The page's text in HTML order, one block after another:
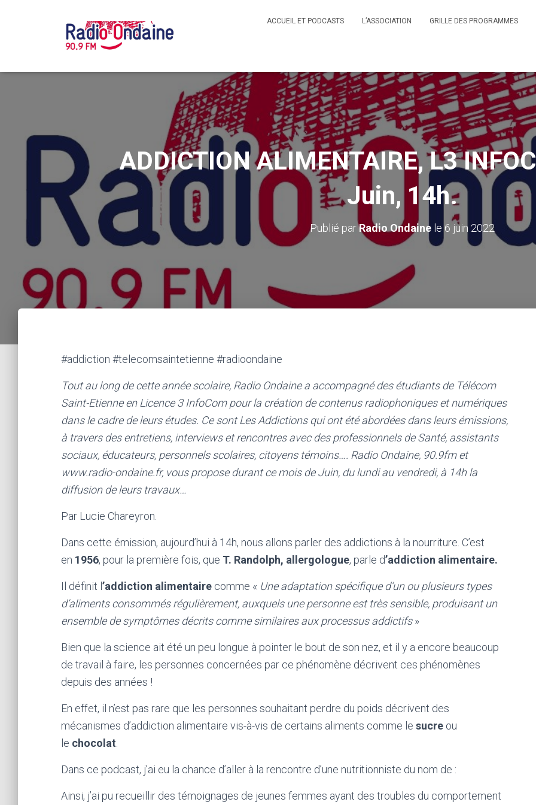
ACCUEIL ET PODCASTS L’ASSOCIATION GRILLE DES PROGRAMMES
ADDICTION ALIMENTAIRE, L3
Juin, 14h.
Publié parRadio Ondainele 6 juin 2022
#addiction #telecomsaintetienne #radioondaine
Tout au long de cette année scolaire, Radio Ondaine a accompagné des étudiants de Télécom
Saint-Etienne en Licence 3 InfoCom pour la création de contenus radiophoniques et numériques
dans le cadre de leurs études. Ce sont Les Addictions qui ont été abordées dans leurs émissions,
à travers des entretiens, interviews et rencontres avec des professionnels de Santé, assistants
sociaux, éducateurs, personnels scolaires, citoyens témoins…. Radio Ondaine, 90.9fm et
www.radio-ondaine.fr, vous propose durant ce mois de Juin, du lundi au vendredi, à 14h la
diffusion de leurs travaux…
Par Lucie Chareyron.
Dans cette émission, aujourd’hui à 14h, nous allons parler des addictions à la nourriture. C’est
en 1956, pour la première fois, que T. Randolph, allergologue, parle d’addiction alimentaire.
Il définit l ’addiction alimentaire comme « Une adaptation spécifique d’un ou plusieurs types
d’aliments consommés régulièrement, auxquels une personne est très sensible, produisant un
ensemble de symptômes décrits comme similaires aux processus addictifs»
Bien que la science ait été un peu longue à pointer le bout de son nez, et il y a encore beaucoup
de travail à faire, les personnes concernées par ce phénomène décrivent ces phénomènes
depuis des années !
En effet, il n’est pas rare que les personnes souhaitant perdre du poids décrivent des
mécanismes d’addiction alimentaire vis-à-vis de certains aliments comme le sucre ou
le chocolat
Dans ce podcast, j’ai eu la chance d’aller à la rencontre d’une nutritionniste du nom de :
Ainsi, j’ai pu recueillir des témoignages de jeunes femmes ayant des troubles du comportement